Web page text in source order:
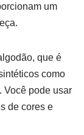
um
que é
como
Você pode usar
de cores e